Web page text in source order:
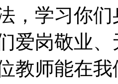
，学习你
爱岗敬业
教师能在